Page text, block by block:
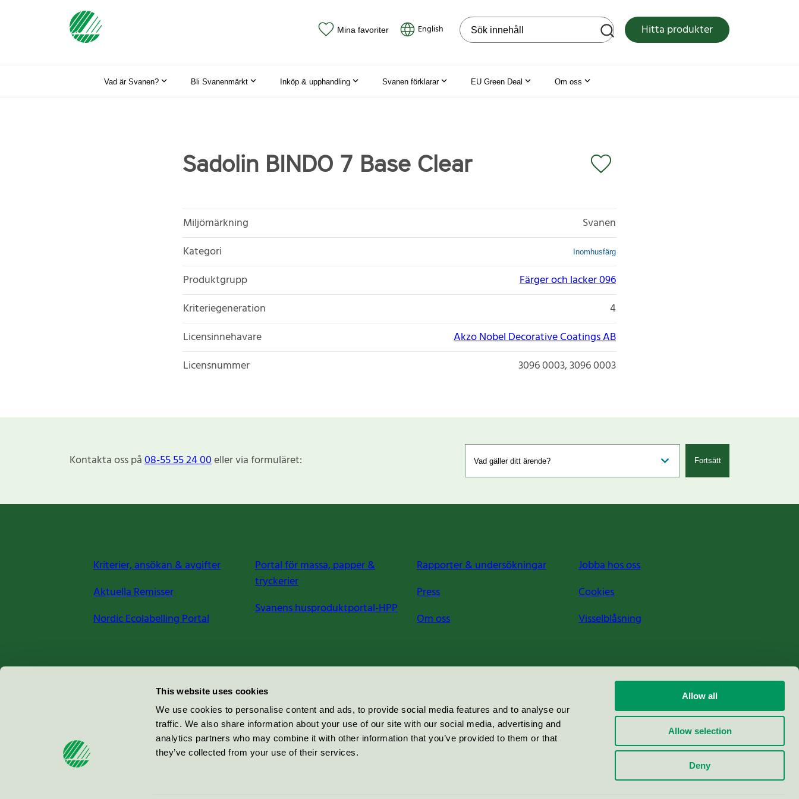
This website uses cookies
We use cookies to personalise content and ads, to provide social media features and to analyse our
traffic. We also share information about your use of our site with our social media, advertising and
analytics partners who may combine it with other information that you’ve provided to them or that
they’ve collected from your use of their services.
Allow all
Allow selection
Deny
Mina favoriter English Sök på webbplatsen Hitta produkter
Vad är Svanen? Bli Svanenmärkt Inköp & upphandling Svanen förklarar EU Green Deal Om oss
Sadolin BINDO 7 Base Clear
Miljömärkning
Svanen
Kategori
Inomhusfärg
Produktgrupp
Färger och lacker 096
Kriteriegeneration
4
Licensinnehavare
Akzo Nobel Decorative Coatings AB
Licensnummer
3096 0003, 3096 0003
Kontakta oss på08-55 55 24 00eller via formuläret: Fortsätt
Kriterier, ansökan & avgifter
Aktuella Remisser
Nordic Ecolabelling Portal
Portal för massa, papper &
tryckerier
Svanens husproduktportal-HPP
Rapporter & undersökningar
Press
Om oss
Jobba hos oss
Cookies
Visselblåsning
Miljömärkning Sverige AB
100 64